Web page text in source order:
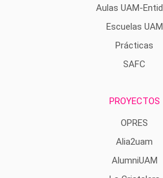
Aulas UAM-
Escuelas UAM
Prácticas
SAFC
PROYECTOS
OPRES
Alia2uam
AlumniUAM